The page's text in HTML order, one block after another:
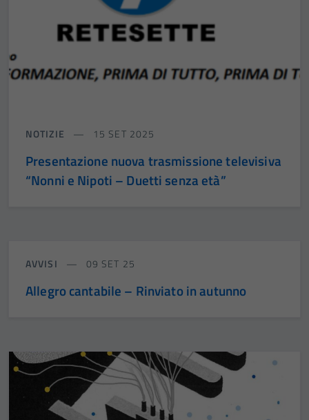
NOTIZIE 15 SET 2025
Presentazione nuova trasmissione televisiva
“Nonni e Nipoti – Duetti senza età”
AVVISI 09 SET 25
Allegro cantabile – Rinviato in autunno